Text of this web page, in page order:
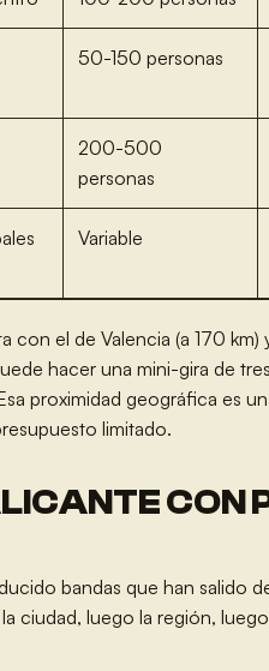
50-150 personas
200-500
personas
Variable
el de Valencia (a 170 km)
hacer una mini-gira de
proximidad geográfica es
limitado.
CON
bandas que han salido
ciudad, luego la región,